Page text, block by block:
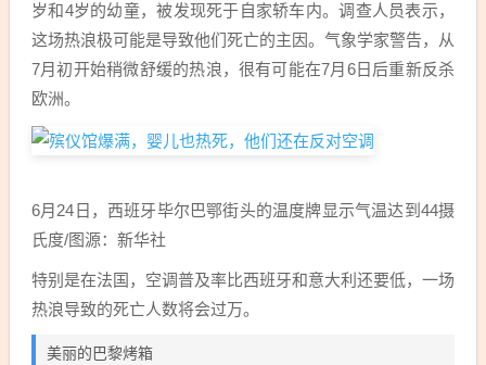
岁和4岁的幼童，被发现死于自家轿车内。调查人员表示，
这场热浪极可能是导致他们死亡的主因。气象学家警告，从
7月初开始稍微舒缓的热浪，很有可能在7月6日后重新反杀
欧洲。
6月24日，西班牙毕尔巴鄂街头的温度牌显示气温达到44摄
氏度/图源：新华社
特别是在法国，空调普及率比西班牙和意大利还要低，一场
热浪导致的死亡人数将会过万。
美丽的巴黎烤箱